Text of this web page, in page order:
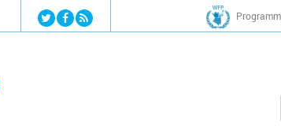
Jump to navigation